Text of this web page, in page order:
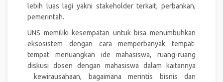
lebih luas lagi yakni stakeholder terkait, perbankan,
pemerintah.
UNS memiliki kesempatan untuk bisa menumbuhkan
eksosistem dengan cara memperbanyak tempat-
tempat menuangkan ide mahasiswa, ruang-ruang
diskusi dosen dengan mahasiswa dalam kaitannya
kewirausahaan, bagaimana merintis bisnis dan